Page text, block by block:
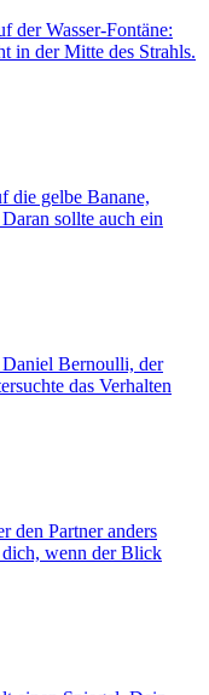
der Wasser-Fontäne:
in der Mitte des Strahls.
die gelbe Banane,
sollte auch ein
Bernoulli, der
das Verhalten
den Partner anders
wenn der Blick